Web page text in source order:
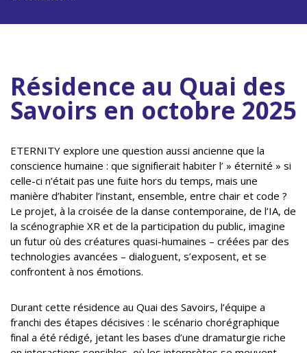
Résidence au Quai des
Savoirs en octobre 2025
ETERNITY explore une question aussi ancienne que la
conscience humaine : que signifierait habiter l’ » éternité » si
celle-ci n’était pas une fuite hors du temps, mais une
manière d’habiter l’instant, ensemble, entre chair et code ?
Le projet, à la croisée de la danse contemporaine, de l’IA, de
la scénographie XR et de la participation du public, imagine
un futur où des créatures quasi-humaines – créées par des
technologies avancées – dialoguent, s’exposent, et se
confrontent à nos émotions.
Durant cette résidence au Quai des Savoirs, l’équipe a
franchi des étapes décisives : le scénario chorégraphique
final a été rédigé, jetant les bases d’une dramaturgie riche